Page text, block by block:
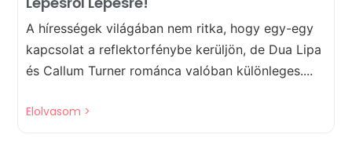
A hírességek világában nem ritka, hogy egy-egy
kapcsolat a reflektorfénybe kerüljön, de Dua Lipa
és Callum Turner románca valóban különleges....
Elolvasom >